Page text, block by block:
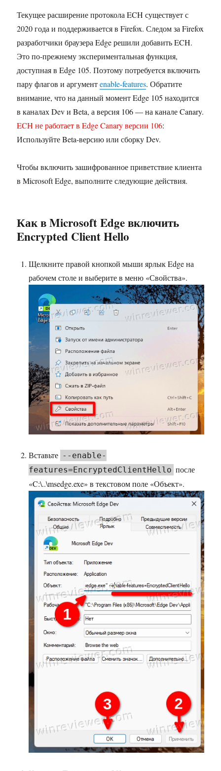
Текущее расширение протокола ECH существует с
2020 года и поддерживается в Firefox. Следом за Firefox
разработчики браузера Edge решили добавить ECH.
Это по-прежнему экспериментальная функция,
доступная в Edge 105. Поэтому потребуется включить
пару флагов и аргументenable-features. Обратите
внимание, что на данный момент Edge 105 находится
в каналах Dev и Beta, а версия 106 — на канале Canary.
ECH не работает в Edge Canary версии 106:
Используйте Beta-версию или сборку Dev.
Чтобы включить зашифрованное приветствие клиента
в Microsoft Edge, выполните следующие действия.
Как в Microsoft Edge включить
Encrypted Client Hello
Щелкните правой кнопкой мыши ярлык Edge на
рабочем столе и выберите в меню «Свойства».
Вставьте --enable-
features=EncryptedClientHello после
«C:\..\msedge.exe» в текстовом поле «Объект».